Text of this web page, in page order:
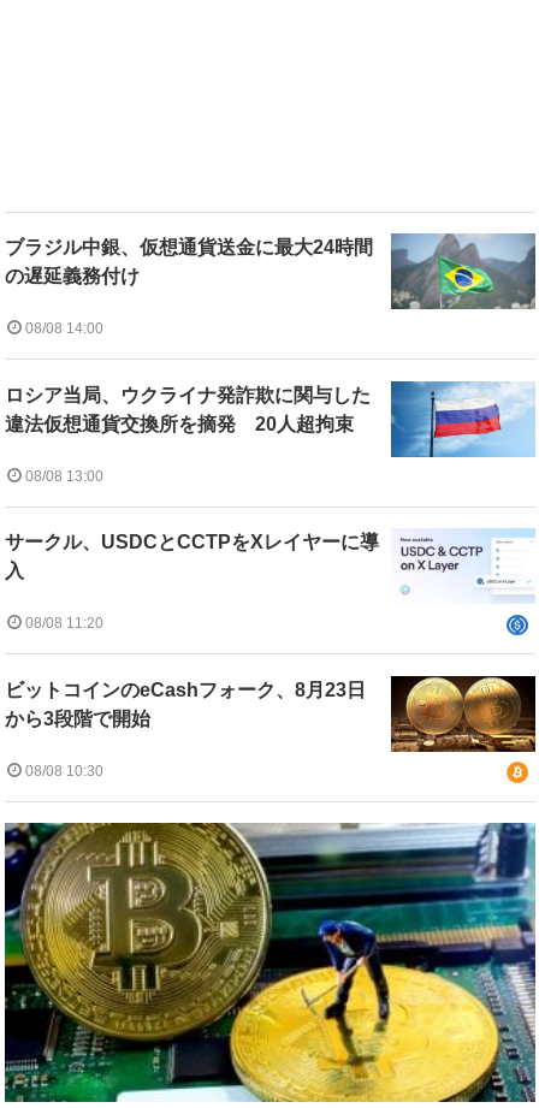
ブラジル中銀、仮想通貨送金に最大24時間
の遅延義務付け
08/08 14:00
ロシア当局、ウクライナ発詐欺に関与した
違法仮想通貨交換所を摘発 20人超拘束
08/08 13:00
サークル、USDCとCCTPをXレイヤーに導
入
08/08 11:20
ビットコインのeCashフォーク、8月23日
から3段階で開始
08/08 10:30